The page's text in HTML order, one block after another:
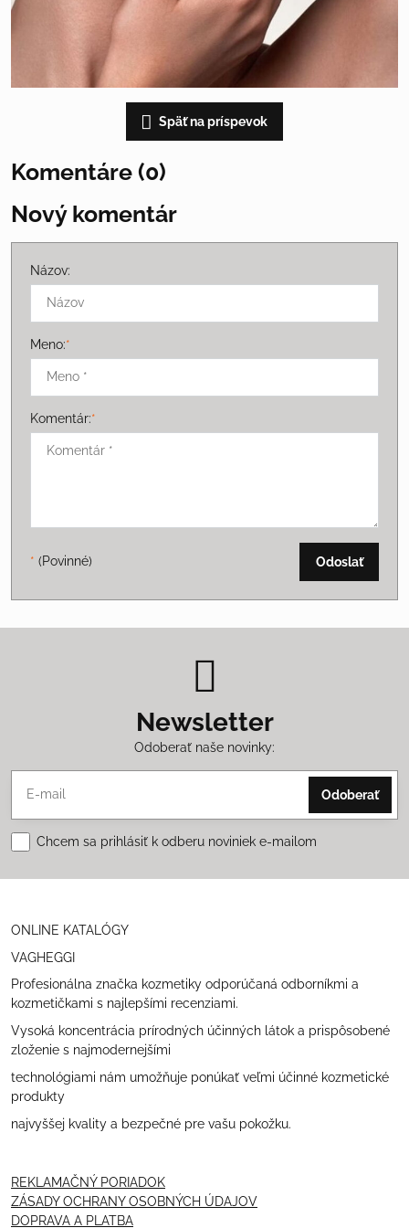
Späť na príspevok
Komentáre (0)
Nový komentár
Názov:
Meno:*
Komentár:*
* (Povinné) Odoslať
Newsletter
Odoberať naše novinky:
Odoberať
Chcem sa prihlásiť k odberu noviniek e-mailom
ONLINE KATALÓGY
VAGHEGGI
Profesionálna značka kozmetiky odporúčaná odborníkmi a
kozmetičkami s najlepšími recenziami.
Vysoká koncentrácia prírodných účinných látok a prispôsobené
zloženie s najmodernejšími
technológiami nám umožňuje ponúkať veľmi účinné kozmetické
produkty
najvyššej kvality a bezpečné pre vašu pokožku.
REKLAMAČNÝ PORIADOK
ZÁSADY OCHRANY OSOBNÝCH ÚDAJOV
DOPRAVA A PLATBA